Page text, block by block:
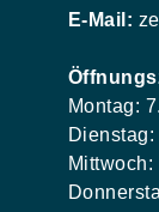
E-Mail:
Montag: